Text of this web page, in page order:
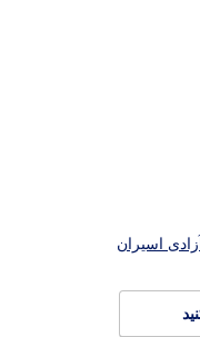
اسیران